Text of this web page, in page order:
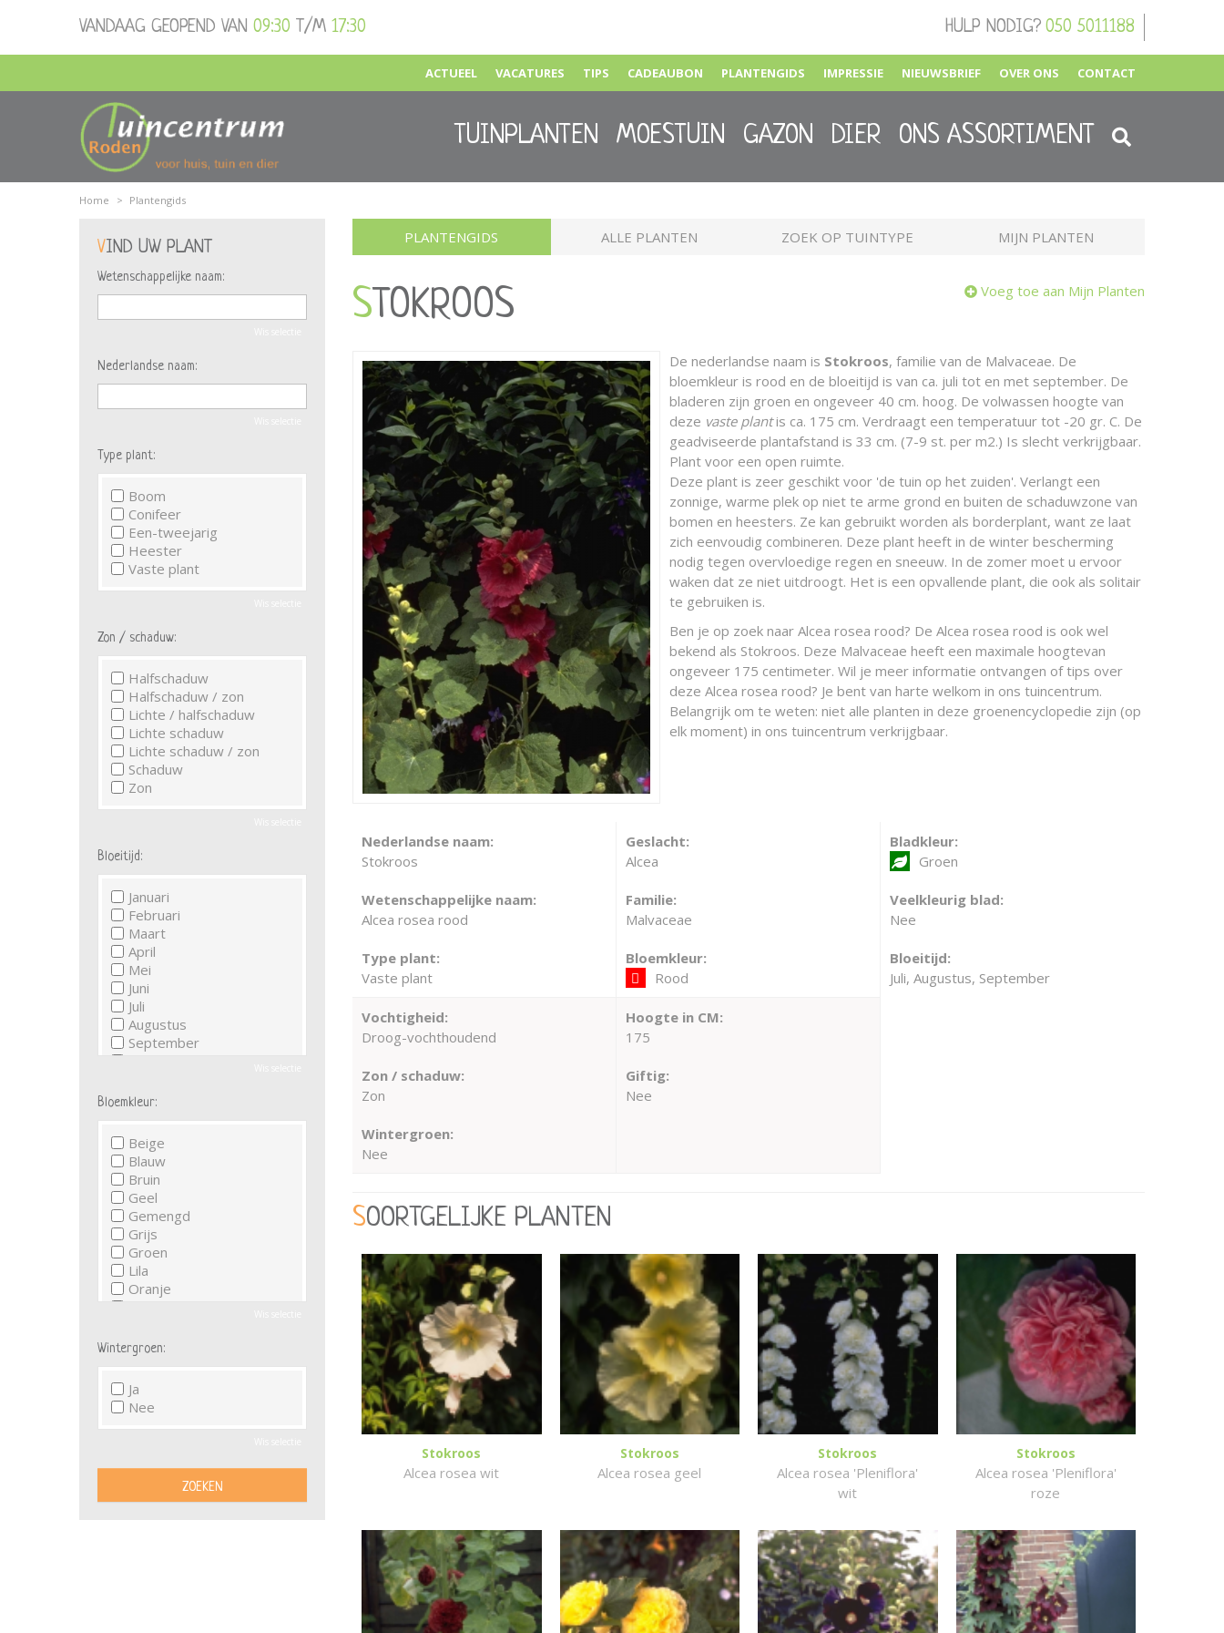
Home > Plantengids
HULP NODIG? 050 5011188
VANDAAG GEOPEND VAN 09:30 T/M 17:30
ACTUEEL VACATURES TIPS CADEAUBON PLANTENGIDS IMPRESSIE NIEUWSBRIEF OVER ONS CONTACT
TUINPLANTEN MOESTUIN GAZON DIER ONS ASSORTIMENT
PLANTENGIDS ALLE PLANTEN ZOEK OP TUINTYPE MIJN PLANTEN
STOKROOS Voeg toe aan Mijn Planten
De nederlandse naam is Stokroos, familie van de Malvaceae. De
bloemkleur is rood en de bloeitijd is van ca. juli tot en met september. De
bladeren zijn groen en ongeveer 40 cm. hoog. De volwassen hoogte van
deze vaste plantis ca. 175 cm. Verdraagt een temperatuur tot -20 gr. C. De
geadviseerde plantafstand is 33 cm. (7-9 st. per m2.) Is slecht verkrijgbaar.
Plant voor een open ruimte.
Deze plant is zeer geschikt voor 'de tuin op het zuiden'. Verlangt een
zonnige, warme plek op niet te arme grond en buiten de schaduwzone van
bomen en heesters. Ze kan gebruikt worden als borderplant, want ze laat
zich eenvoudig combineren. Deze plant heeft in de winter bescherming
nodig tegen overvloedige regen en sneeuw. In de zomer moet u ervoor
waken dat ze niet uitdroogt. Het is een opvallende plant, die ook als solitair
te gebruiken is.
Ben je op zoek naar Alcea rosea rood? De Alcea rosea rood is ook wel
bekend als Stokroos. Deze Malvaceae heeft een maximale hoogtevan
ongeveer 175 centimeter. Wil je meer informatie ontvangen of tips over
deze Alcea rosea rood? Je bent van harte welkom in ons tuincentrum.
Belangrijk om te weten: niet alle planten in deze groenencyclopedie zijn (op
elk moment) in ons tuincentrum verkrijgbaar.
Nederlandse naam:
Stokroos
Wetenschappelijke naam:
Alcea rosea rood
Type plant:
Vaste plant
Geslacht:
Alcea
Familie:
Malvaceae
Bloemkleur:
Rood
Bladkleur:
Groen
Veelkleurig blad:
Nee
Bloeitijd:
Juli, Augustus, September
Vochtigheid:
Droog-vochthoudend
Zon / schaduw:
Zon
Wintergroen:
Nee
Hoogte in CM:
175
Giftig:
Nee
SOORTGELIJKE PLANTEN
Stokroos
Alcea rosea wit
Stokroos
Alcea rosea geel
Stokroos
Alcea rosea 'Pleniflora'
wit
Stokroos
Alcea rosea 'Pleniflora'
roze
VIND UW PLANT
Wetenschappelijke naam:
Nederlandse naam:
Type plant:
Boom
Conifeer
Een-tweejarig
Heester
Vaste plant
Zon / schaduw:
Halfschaduw
Halfschaduw / zon
Lichte / halfschaduw
Lichte schaduw
Lichte schaduw / zon
Schaduw
Zon
Bloeitijd:
Januari
Februari
Maart
April
Mei
Juni
Juli
Augustus
September
December
Bloemkleur:
Beige
Blauw
Bruin
Geel
Gemengd
Grijs
Groen
Lila
Oranje
Roze
Wit
Wintergroen:
Ja
Nee